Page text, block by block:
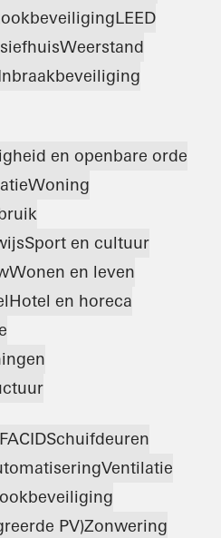
LEED
Weerstand
en openbare orde
Woning
Sport en cultuur
Wonen en leven
Hotel en horeca
FACIDSchuifdeuren
Ventilatie
PV)Zonwering